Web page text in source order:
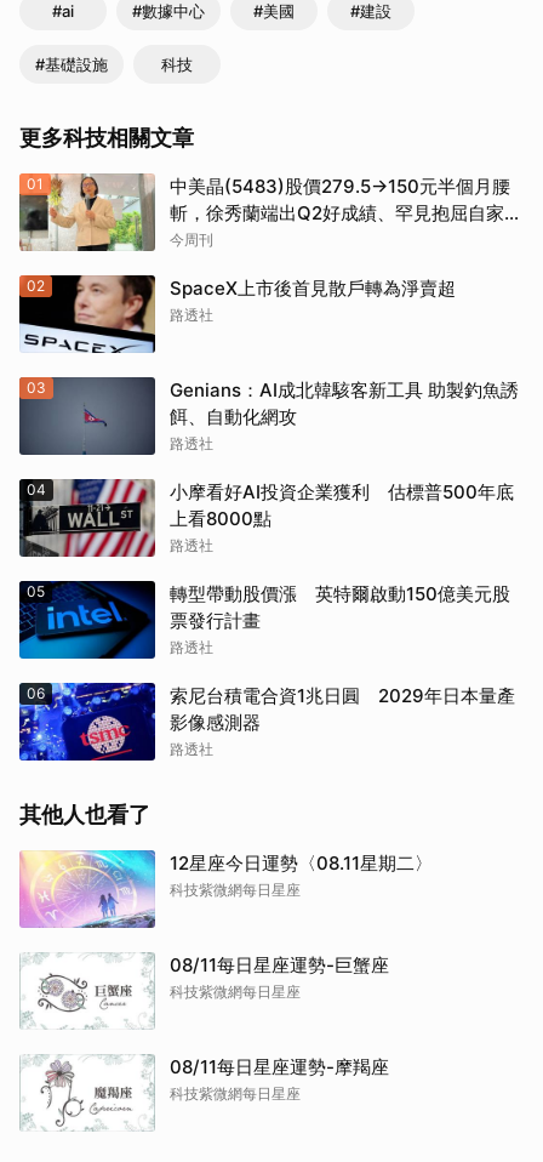
#ai #數據中心 #美國 #建設
#基礎設施 科技
更多科技相關文章
01
中美晶(5483)股價279.5→150元半個月腰
斬，徐秀蘭端出Q2好成績、罕見抱屈自家股
票：真的被低估了
今周刊
02 SpaceX上市後首見散戶轉為淨賣超
路透社
03
Genians：AI成北韓駭客新工具 助製釣魚誘
餌、自動化網攻
路透社
04
小摩看好AI投資企業獲利 估標普500年底
上看8000點
路透社
05
轉型帶動股價漲 英特爾啟動150億美元股
票發行計畫
路透社
06
索尼台積電合資1兆日圓 2029年日本量產
影像感測器
路透社
其他人也看了
12星座今日運勢〈08.11星期二〉
科技紫微網每日星座
08/11每日星座運勢-巨蟹座
科技紫微網每日星座
08/11每日星座運勢-摩羯座
科技紫微網每日星座